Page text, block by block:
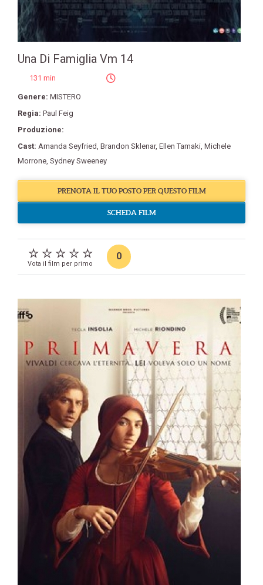
Una Di Famiglia Vm 14
131 min
Genere: MISTERO
Regia: Paul Feig
Produzione:
Cast: Amanda Seyfried, Brandon Sklenar, Ellen Tamaki, Michele
Morrone, Sydney Sweeney
PRENOTA IL TUO POSTO PER QUESTO FILM
SCHEDA FILM
Vota il film per primo
0